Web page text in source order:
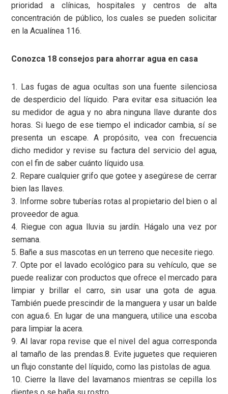
prioridad a clínicas, hospitales y centros de alta
concentración de público, los cuales se pueden solicitar
en la Acualínea 116.
Conozca 18 consejos para ahorrar agua en casa
1. Las fugas de agua ocultas son una fuente silenciosa
de desperdicio del líquido. Para evitar esa situación lea
su medidor de agua y no abra ninguna llave durante dos
horas. Si luego de ese tiempo el indicador cambia, sí se
presenta un escape. A propósito, vea con frecuencia
dicho medidor y revise su factura del servicio del agua,
con el fin de saber cuánto líquido usa.
2. Repare cualquier grifo que gotee y asegúrese de cerrar
bien las llaves.
3. Informe sobre tuberías rotas al propietario del bien o al
proveedor de agua.
4. Riegue con agua lluvia su jardín. Hágalo una vez por
semana.
5. Bañe a sus mascotas en un terreno que necesite riego.
7. Opte por el lavado ecológico para su vehículo, que se
puede realizar con productos que ofrece el mercado para
limpiar y brillar el carro, sin usar una gota de agua.
También puede prescindir de la manguera y usar un balde
con agua.6. En lugar de una manguera, utilice una escoba
para limpiar la acera.
9. Al lavar ropa revise que el nivel del agua corresponda
al tamaño de las prendas.8. Evite juguetes que requieren
un flujo constante del líquido, como las pistolas de agua.
10. Cierre la llave del lavamanos mientras se cepilla los